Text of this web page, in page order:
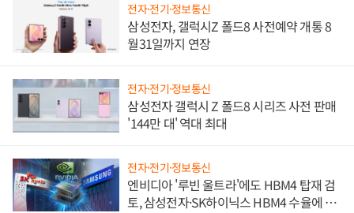
전자·전기·정보통신
삼성전자, 갤럭시Z 폴드8 사전예약 개통 8
월31일까지 연장
전자·전기·정보통신
삼성전자 갤럭시 Z 폴드8 시리즈 사전 판매
'144만 대' 역대 최대
전자·전기·정보통신
엔비디아 '루빈 울트라'에도 HBM4 탑재 검
토, 삼성전자·SK하이닉스 HBM4 수율에 주